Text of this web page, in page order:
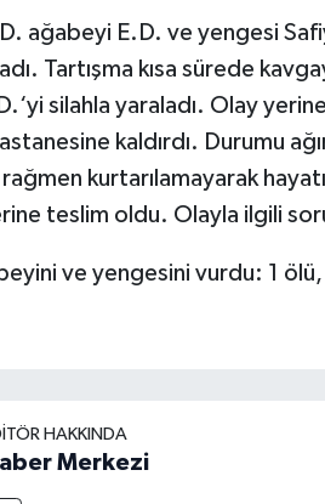
ağabeyi E.D. ve yengesi
Tartışma kısa sürede
silahla yaraladı. Olay
kaldırdı. Durumu
kurtarılamayarak
teslim oldu. Olayla ilgili
HAKKINDA
Merkezi